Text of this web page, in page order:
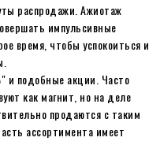
распродажи. Ажиотаж
импульсивные
время, чтобы успокоиться и
и подобные акции. Часто
как магнит, но на деле
продаются с таким
ассортимента имеет